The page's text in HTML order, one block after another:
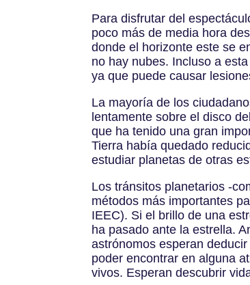
Para disfrutar del
poco más de media hora
donde el horizonte este se
no hay nubes. Incluso a
ya que puede causar
La mayoría de los
lentamente sobre el disco
que ha tenido una gran
Tierra había quedado
estudiar planetas de otras
Los tránsitos planetarios -
métodos más importantes
IEEC). Si el brillo de una
ha pasado ante la estrella.
astrónomos esperan
poder encontrar en alguna
vivos. Esperan descubrir